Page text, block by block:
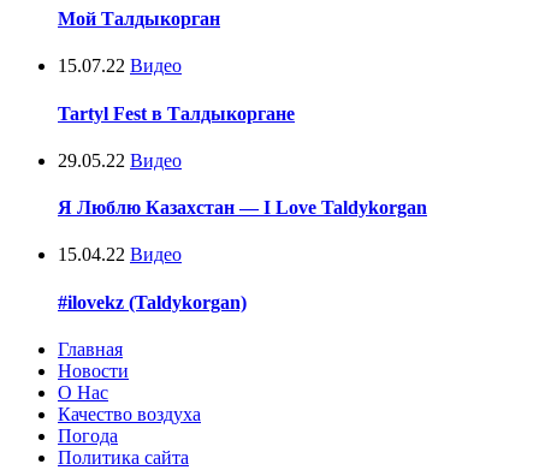
Мой Талдыкорган
15.07.22 Видео
Tartyl Fest в Талдыкоргане
29.05.22 Видео
Я Люблю Казахстан — I Love Taldykorgan
15.04.22 Видео
#ilovekz (Taldykorgan)
Главная
Новости
О Нас
Качество воздуха
Погода
Политика сайта